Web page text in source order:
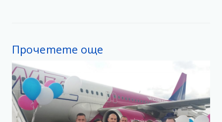
Прочетете още